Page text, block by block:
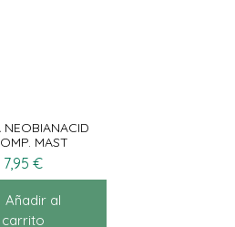
MAST
7,95 €
Añadir al
carrito